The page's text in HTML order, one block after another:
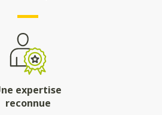
expertise
reconnue